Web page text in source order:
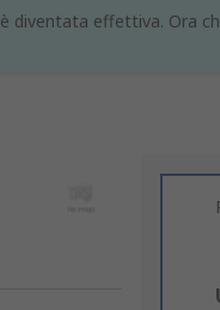
è diventata effettiva. Ora